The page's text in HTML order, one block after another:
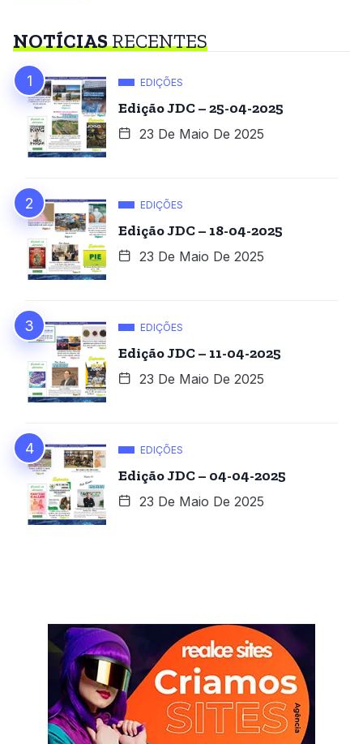
NOTÍCIASRECENTES
EDIÇÕES
Edição JDC – 25-04-2025
23 De Maio De 2025
EDIÇÕES
Edição JDC – 18-04-2025
23 De Maio De 2025
EDIÇÕES
Edição JDC – 11-04-2025
23 De Maio De 2025
EDIÇÕES
Edição JDC – 04-04-2025
23 De Maio De 2025